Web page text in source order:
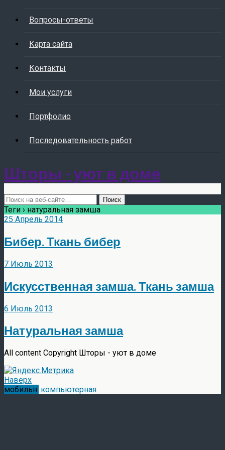
Вопросы-ответы
Карта сайта
Контакты
Мои услуги
Портфолио
Последовательность работ
Шторы - уют в доме
Теги › натуральная замша
25 Апрель 2014
Бибер. Ткань бибер
7 Июль 2013
Искусственная замша. Ткань замша
6 Июль 2013
Натуральная замша
All content Copyright Шторы - уют в доме
Наверх
мобильн. компьютерная